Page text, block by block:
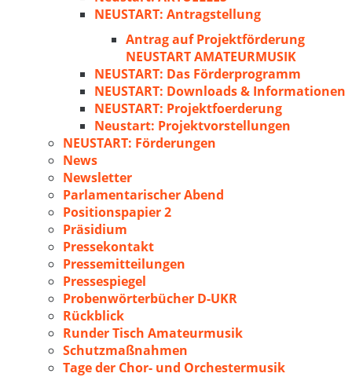
NEUSTART: Antragstellung
Antrag auf Projektförderung
NEUSTART AMATEURMUSIK
NEUSTART: Das Förderprogramm
NEUSTART: Downloads & Informationen
NEUSTART: Projektfoerderung
Neustart: Projektvorstellungen
NEUSTART: Förderungen
News
Newsletter
Parlamentarischer Abend
Positionspapier 2
Präsidium
Pressekontakt
Pressemitteilungen
Pressespiegel
Probenwörterbücher D-UKR
Rückblick
Runder Tisch Amateurmusik
Schutzmaßnahmen
Tage der Chor- und Orchestermusik